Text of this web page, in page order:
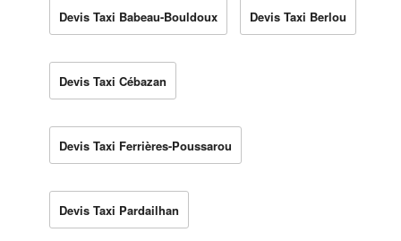
Devis Taxi Babeau-Bouldoux Devis Taxi Berlou
Devis Taxi Cébazan
Devis Taxi Ferrières-Poussarou
Devis Taxi Pardailhan